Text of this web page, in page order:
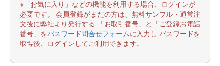
※「お気に入り」などの機能を利用する場合、ログインが
必要です。 会員登録がまだの方は、無料サンプル・通常注
文後に弊社より発行する 「お取引番号」と「ご登録お電話
番号」をパスワード問合せフォームに入力し パスワードを
取得後、ログインしてご利用できます。